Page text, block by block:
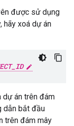
được sử dụng
hãy xoá dự án
dự án trên đám
dẫn bắt đầu
trên đám mây